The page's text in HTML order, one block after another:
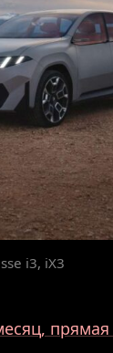
i3, iX3
прямая